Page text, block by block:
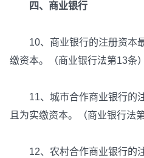
四、商业银行
10、商业银行的注册资本
缴资本。（商业银行法第13条）
11、城市合作商业银行的注
且为实缴资本。（商业银行法
12、农村合作商业银行的